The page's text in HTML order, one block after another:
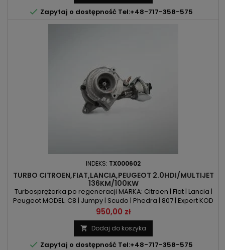
 Zapytaj o dostępność Tel:+48-717-358-575
INDEKS: TX000602
TURBO CITROEN,FIAT,LANCIA,PEUGEOT 2.0HDI/MULTIJET
136KM/100KW
Turbosprężarka po regeneracji MARKA: Citroen | Fiat | Lancia |
Peugeot MODEL: C8 | Jumpy | Scudo | Phedra | 807 | Expert KOD
SILNIKA: RHR | DW10BTED4 | DW10UTED4 FAP | DW10BTED4 FAP
POJEMNOŚĆ: 1997ccm 2.0 HDI/Multijet/JTD MOC: 136KM / 100kW
ROK PRODUKCJI: Od 2006r
Cena
950,00 zł
 Dodaj do koszyka
 Zapytaj o dostępność Tel:+48-717-358-575